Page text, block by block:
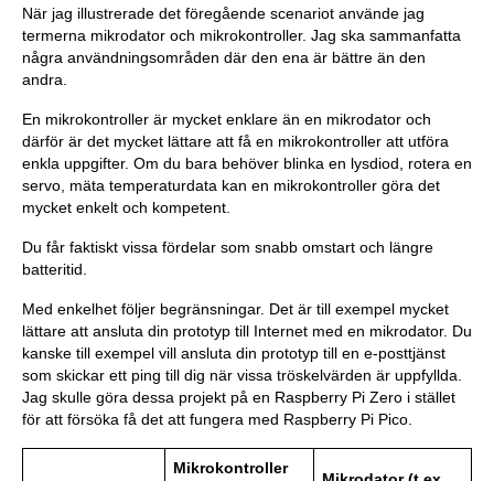
När jag illustrerade det föregående scenariot använde jag
termerna mikrodator och mikrokontroller. Jag ska sammanfatta
några användningsområden där den ena är bättre än den
andra.
En mikrokontroller är mycket enklare än en mikrodator och
därför är det mycket lättare att få en mikrokontroller att utföra
enkla uppgifter. Om du bara behöver blinka en lysdiod, rotera en
servo, mäta temperaturdata kan en mikrokontroller göra det
mycket enkelt och kompetent.
Du får faktiskt vissa fördelar som snabb omstart och längre
batteritid.
Med enkelhet följer begränsningar. Det är till exempel mycket
lättare att ansluta din prototyp till Internet med en mikrodator. Du
kanske till exempel vill ansluta din prototyp till en e-posttjänst
som skickar ett ping till dig när vissa tröskelvärden är uppfyllda.
Jag skulle göra dessa projekt på en Raspberry Pi Zero i stället
för att försöka få det att fungera med Raspberry Pi Pico.
Mikrokontroller